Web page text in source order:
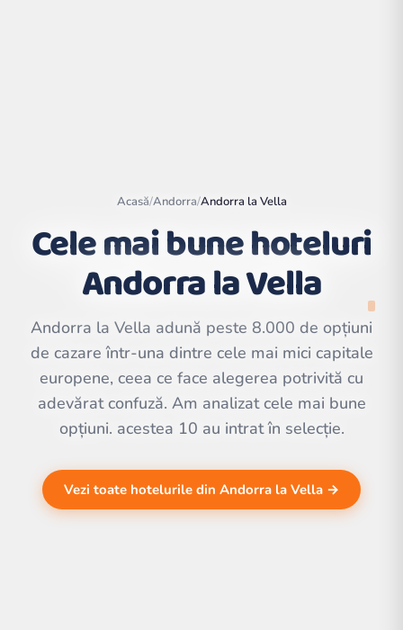
Leaflet
©
OpenStreetMap
Acasă/Andorra/Andorra la Vella
Cele mai bune hoteluri
Andorra la Vella
Andorra la Vella adună peste 8.000 de opțiuni
de cazare într-una dintre cele mai mici capitale
europene, ceea ce face alegerea potrivită cu
adevărat confuză. Am analizat cele mai bune
opțiuni. acestea 10 au intrat în selecție.
Vezi toate hotelurile din Andorra la Vella →